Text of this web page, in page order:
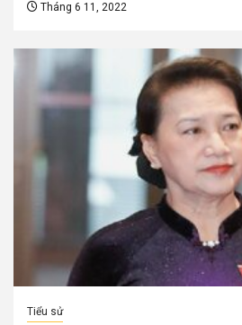
Tháng 6 11, 2022
Tiểu sử